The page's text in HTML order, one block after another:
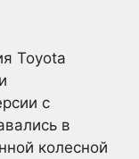
Toyota
с
в
колесной